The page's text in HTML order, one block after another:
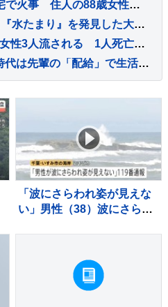
3階建ての店舗併用住宅で火事 住人の88歳女性が死亡
50分の散歩をしたあと『水たまり』を発見した大型犬…思わず同情する『まさかの行動』に反響「やってくれましたねｗ」「問題児っぷりが魅力」
茨城・鉾田市の海岸で女性3人流される 1人死亡、1人重体 現場は人工岬「ヘッドランド」近くで遊泳禁止エリア
【 ヒコロヒー 】極貧時代は先輩の「配給」で生活…今や後輩に「お前も食うか？」と500円のアイスを奢れるまでに成長
「波にさらわれ姿が見えな
い」男性（38）波にさらわ